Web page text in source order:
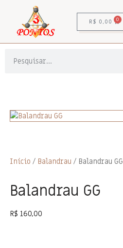
R$ 0,00 0
Início / Balandrau / Balandrau GG
Balandrau GG
R$ 160,00